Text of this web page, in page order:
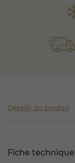
Détails du produit
Fiche technique